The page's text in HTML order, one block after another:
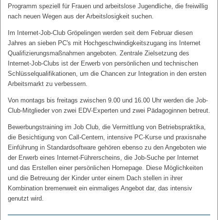
Programm speziell für Frauen und arbeitslose Jugendliche, die freiwillig
nach neuen Wegen aus der Arbeitslosigkeit suchen.
Im Internet-Job-Club Gröpelingen werden seit dem Februar diesen
Jahres an sieben PC's mit Hochgeschwindigkeitszugang ins Internet
Qualifizierungsmaßnahmen angeboten. Zentrale Zielsetzung des
Internet-Job-Clubs ist der Erwerb von persönlichen und technischen
Schlüsselqualifikationen, um die Chancen zur Integration in den ersten
Arbeitsmarkt zu verbessern.
Von montags bis freitags zwischen 9.00 und 16.00 Uhr werden die Job-
Club-Mitglieder von zwei EDV-Experten und zwei Pädagoginnen betreut.
Bewerbungstraining im Job Club, die Vermittlung von Betriebspraktika,
die Besichtigung von Call-Centern, intensive PC-Kurse und praxisnahe
Einführung in Standardsoftware gehören ebenso zu den Angeboten wie
der Erwerb eines Internet-Führerscheins, die Job-Suche per Internet
und das Erstellen einer persönlichen Homepage. Diese Möglichkeiten
und die Betreuung der Kinder unter einem Dach stellen in ihrer
Kombination bremenweit ein einmaliges Angebot dar, das intensiv
genutzt wird.